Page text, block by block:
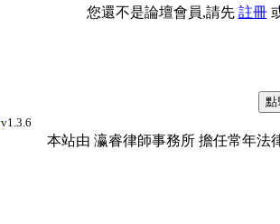
您還不是論壇會員,請先 註冊
v1.3.6
本站由 瀛睿律師事務所 擔任常年法